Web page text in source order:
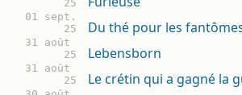
25
01 sept.
25
Du thé pour les
31 août
25
Lebensborn
31 août
25
Le crétin qui a gagné la